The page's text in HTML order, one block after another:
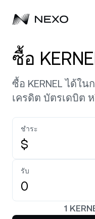
บุคคล
ซื้อสินทรัพย์
Flexible Savings
Fixed-term Savings
Dual Investment
Exchange
Credit Line
ธุรกิจ
ไพรมโบรกเกอร์
White Label
Nexo Ventures
Payment Gateway
ตลาดเพิ่มขึ้น
Ethereum ETH
บริษัท
เกี่ยวกับ
ความปลอดภัย
พันธมิตร
ซื้อ
ซื้อ KERNEL ได้ใ
เครดิต บัตรเดบิต
ชำระ
$
รับ
1